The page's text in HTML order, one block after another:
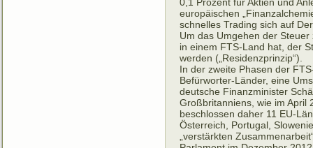
europäischen
schnelles Trading sich auf
Um das Umgehen der
in einem FTS-Land hat, der
werden („Residenzprinzip“).
In der zweite Phasen der
Befürworter-Länder, eine
deutsche Finanzminister
Großbritanniens, wie im April
beschlossen daher 11 EU-
Österreich, Portugal,
„verstärkten